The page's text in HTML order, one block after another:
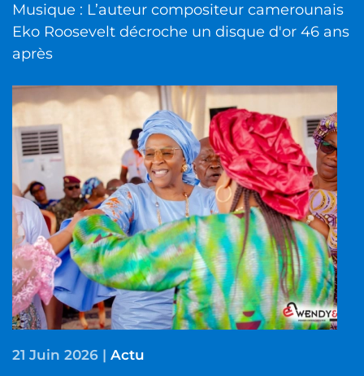
Musique : L’auteur compositeur camerounais
Eko Roosevelt décroche un disque d'or 46 ans
après
21 Juin 2026 | Actu